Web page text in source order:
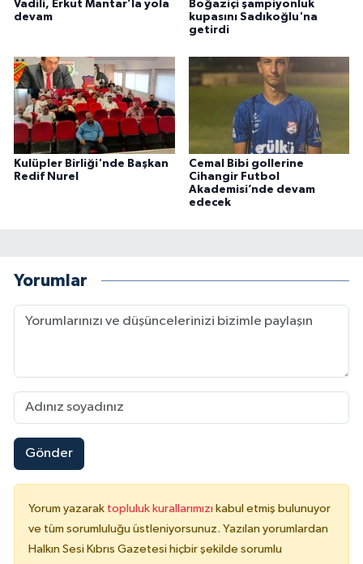
Vadili, Erkut Mantar’la yola
devam
Boğaziçi şampiyonluk
kupasını Sadıkoğlu'na
getirdi
Kulüpler Birliği'nde Başkan
Redif Nurel
Cemal Bibi gollerine
Cihangir Futbol
Akademisi’nde devam
edecek
Yorumlar
Gönder
Yorum yazarak topluluk kurallarımızı kabul etmiş bulunuyor
ve tüm sorumluluğu üstleniyorsunuz. Yazılan yorumlardan
Halkın Sesi Kıbrıs Gazetesi hiçbir şekilde sorumlu